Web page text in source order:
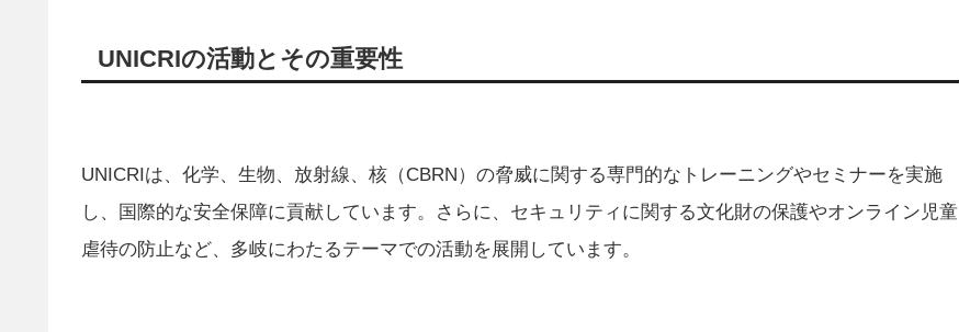
UNICRIの活動とその重要性
UNICRIは、化学、生物、放射線、核（CBRN）の脅威に関する専門的なトレーニングやセミナーを実施
し、国際的な安全保障に貢献しています。さらに、セキュリティに関する文化財の保護やオンライン児童
虐待の防止など、多岐にわたるテーマでの活動を展開しています。